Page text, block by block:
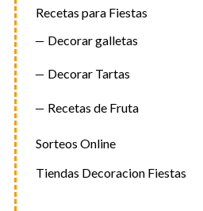
Recetas para Fiestas
Decorar galletas
Decorar Tartas
Recetas de Fruta
Sorteos Online
Tiendas Decoracion Fiestas